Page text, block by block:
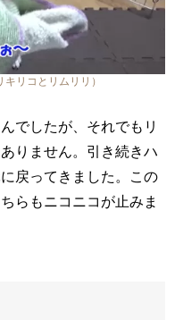
リコとリムリリ）
でしたが、それでもリ
りません。引き続きハ
戻ってきました。この
らもニコニコが止みま